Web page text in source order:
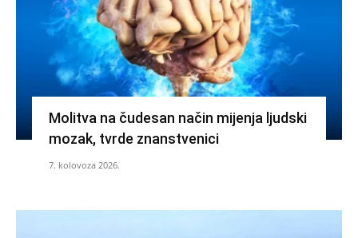
Molitva na čudesan način mijenja ljudski
mozak, tvrde znanstvenici
7. kolovoza 2026.